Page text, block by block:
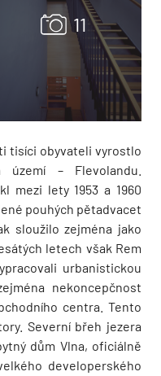
tisíci obyvateli vyrostlo
území – Flevolandu.
mezi lety 1953 a 1960
pouhých pětadvacet
sloužilo zejména jako
letech však Rem
urbanistickou
nekoncepčnost
centra. Tento
Severní břeh jezera
dům Vlna, oficiálně
developerského